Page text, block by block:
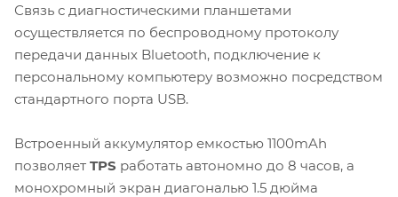
Связь с диагностическими планшетами
осуществляется по беспроводному протоколу
передачи данных Bluetooth, подключение к
персональному компьютеру возможно посредством
стандартного порта USB.
Встроенный аккумулятор емкостью 1100mAh
позволяет TPS работать автономно до 8 часов, а
монохромный экран диагональю 1.5 дюйма